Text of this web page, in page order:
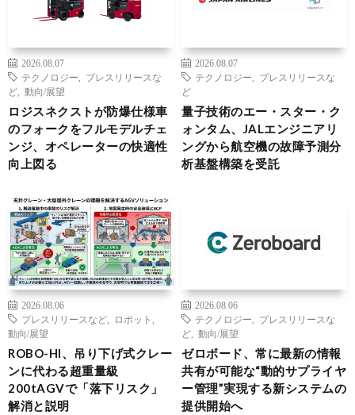
2026.08.07
テクノロジー
プレスリリースな
ど
動向/展望
ロジスネクストが防爆仕様車
のフォークをフルモデルチェ
ンジ、オペレーターの快適性
向上図る
2026.08.07
テクノロジー
プレスリリースな
ど
量子技術のエー・スター・ク
ォンタム、JALエンジニアリ
ングから航空機の故障予測分
析基盤構築を受託
2026.08.06
プレスリリースなど
ロボット
動向/展望
ROBO-HI、吊り下げ式クレー
ンに代わる超重量級
200tAGVで「落下リスク」
解消と説明
2026.08.06
テクノロジー
プレスリリースな
ど
動向/展望
ゼロボード、常に最新の情報
共有が可能な“動的サプライヤ
ー管理”実現する新システムの
提供開始へ